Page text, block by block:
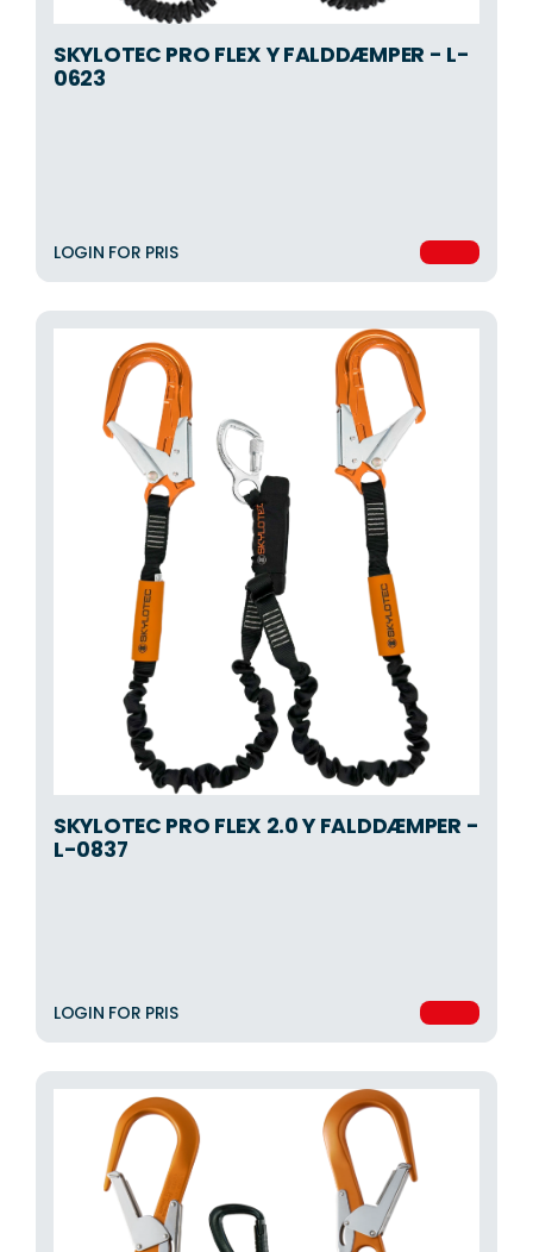
SKYLOTEC PRO FLEX Y FALDDÆMPER - L-
0623
LOGIN FOR PRIS
SKYLOTEC PRO FLEX 2.0 Y FALDDÆMPER -
L-0837
LOGIN FOR PRIS